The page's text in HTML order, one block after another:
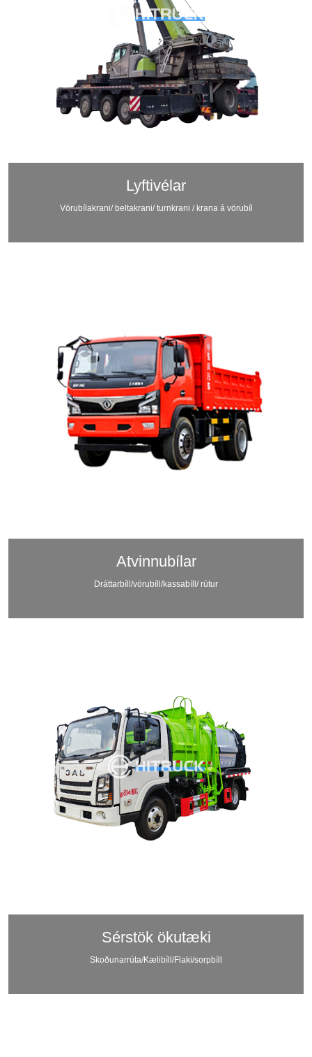
Lyftivélar
Vörubílakrani/ beltakrani/ turnkrani / krana á vörubíl
Atvinnubílar
Dráttarbíll/vörubíll/kassabíll/ rútur
Sérstök ökutæki
Skoðunarrúta/Kælibíll/Flaki/sorpbíll